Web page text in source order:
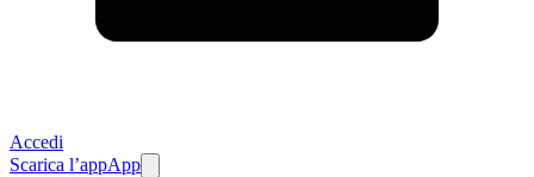
Accedi
Scarica l’appApp